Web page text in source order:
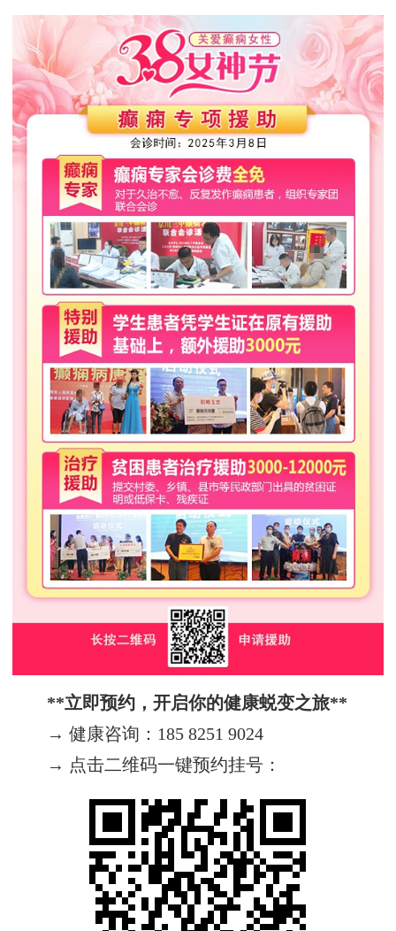
**立即预约，开启你的健康蜕变之旅**
→ 健康咨询：185 8251 9024
→ 点击二维码一键预约挂号：